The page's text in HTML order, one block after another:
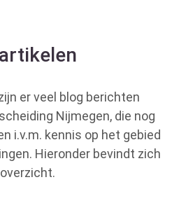
er veel blog berichten
Nijmegen, die nog
i.v.m. kennis op het gebied
Hieronder bevindt zich